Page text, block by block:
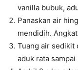
vanilla bubuk,
Panaskan air
mendidih.
Tuang air sedikit
aduk rata